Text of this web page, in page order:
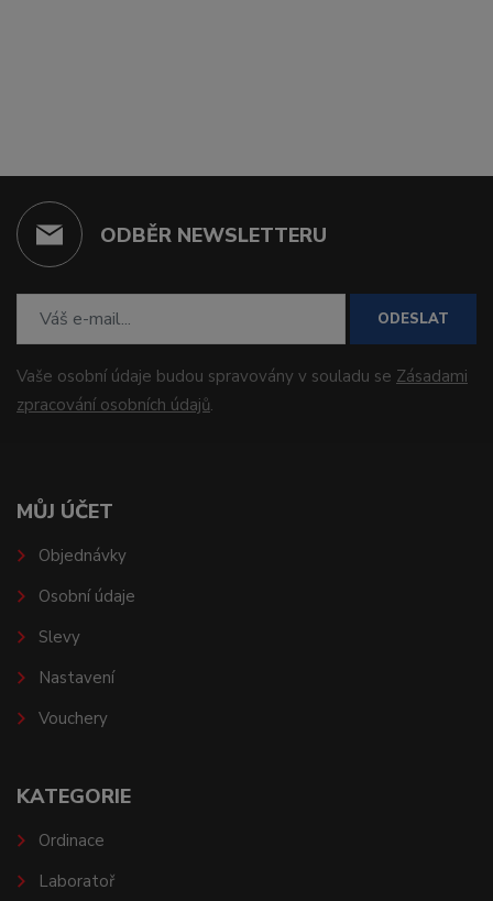
ODBĚR NEWSLETTERU
ODESLAT
Vaše osobní údaje budou spravovány v souladu se Zásadami
zpracování osobních údajů.
MŮJ ÚČET
Objednávky
Osobní údaje
Slevy
Nastavení
Vouchery
KATEGORIE
Ordinace
Laboratoř